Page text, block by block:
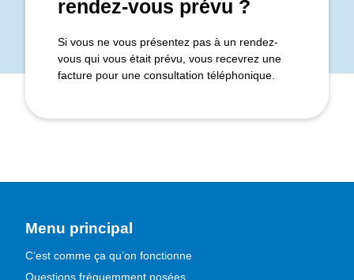
rendez-vous prévu ?
Si vous ne vous présentez pas à un rendez-
vous qui vous était prévu, vous recevrez une
facture pour une consultation téléphonique.
Menu principal
C’est comme ça qu’on fonctionne
Questions fréquemment posées